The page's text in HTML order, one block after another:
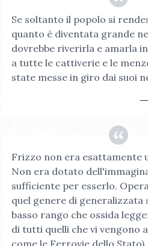
Se soltanto il popolo si
quanto è diventata grande
dovrebbe riverirla e amarla
a tutte le cattiverie e le
state messe in giro dai suoi
—
Frizzo non era esattamente
Non era dotato
sufficiente per esserlo.
quel genere di generalizzata
basso rango che ossida
di tutti quelli che vi vengono
come le Ferrovie dello Stato).